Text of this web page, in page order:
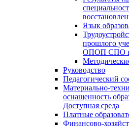
Язык
прошлого
ОПОП СПО
Руководство
Педагогический
Материально-
оснащенность
Доступная среда
Платные
Финансово-